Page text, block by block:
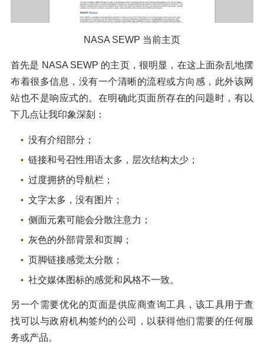
NASA SEWP 当前主页
首先是 NASA SEWP 的主页，很明显，在这上面杂乱地摆
布着很多信息，没有一个清晰的流程或方向感，此外该网
站也不是响应式的。在明确此页面所存在的问题时，有以
下几点让我印象深刻：
没有介绍部分；
链接和号召性用语太多，层次结构太少；
过度拥挤的导航栏；
文字太多，没有图片；
侧面元素可能会分散注意力；
灰色的外部背景和页脚；
页脚链接感觉太分散；
社交媒体图标的感觉和风格不一致。
另一个需要优化的页面是供应商查询工具，该工具用于查
找可以与政府机构签约的公司，以获得他们需要的任何服
务或产品。